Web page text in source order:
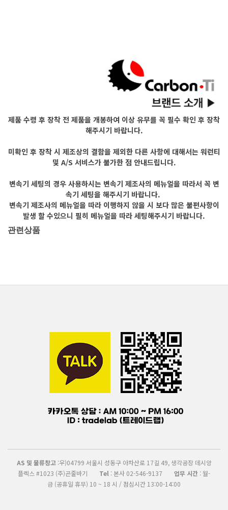
제품 수령 후 장착 전 제품을 개봉하여 이상 유무를 꼭 필수 확인 후 장착
해주시기 바랍니다.
미확인 후 장착 시 제조상의 결함을 제외한 다른 사항에 대해서는 워런티
및 A/S 서비스가 불가한 점 안내드립니다.
변속기 세팅의 경우 사용하시는 변속기 제조사의 메뉴얼을 따라서 꼭 변
속기 세팅을 해주시기 바랍니다.
변속기 제조사의 메뉴얼을 따라 이행하지 않을 시 보다 많은 불편사항이
발생 할 수있으니 필히 메뉴얼을 따라 세팅해주시기 바랍니다.
관련상품
AS 및 물류창고:우)04799 서울시 성동구 아차산로 17길 49, 생각공장 데시앙
플렉스 #1023 (주)곤줄바기
Tel : 본사 02-546-9137 업무 시간 : 월-
금 (공휴일 휴무) 10 ~ 18 시 / 점심시간 13:00-14:00